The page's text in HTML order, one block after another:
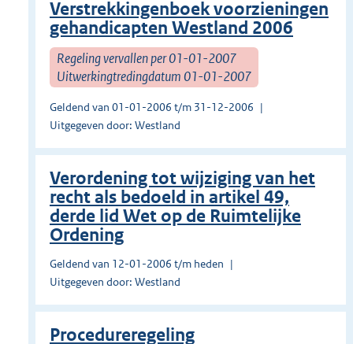
Verstrekkingenboek voorzieningen
gehandicapten Westland 2006
Regeling vervallen per 01-01-2007
Uitwerkingtredingdatum 01-01-2007
Geldend van 01-01-2006 t/m 31-12-2006
Uitgegeven door: Westland
Verordening tot wijziging van het
recht als bedoeld in artikel 49,
derde lid Wet op de Ruimtelijke
Ordening
Geldend van 12-01-2006 t/m heden
Uitgegeven door: Westland
Procedureregeling